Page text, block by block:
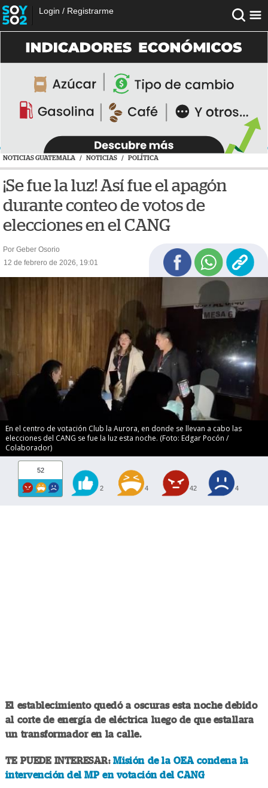
Login / Registrarme
NOTICIAS GUATEMALA / NOTICIAS / POLÍTICA
¡Se fue la luz! Así fue el apagón
durante conteo de votos de
elecciones en el CANG
Por Geber Osorio
12 de febrero de 2026, 19:01
En el centro de votación Club la Aurora, en donde se llevan a cabo las
elecciones del CANG se fue la luz esta noche. (Foto: Edgar Pocón /
Colaborador)
52
2 4 42 4
El establecimiento quedó a oscuras esta noche debido
al corte de energía de eléctrica luego de que estallara
un transformador en la calle.
TE PUEDE INTERESAR:Misión de la OEA condena la
intervención del MP en votación del CANG